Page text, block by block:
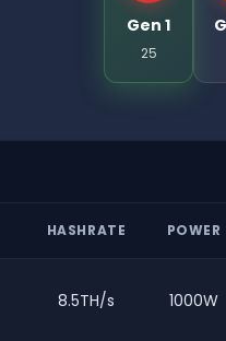
Gen 1
25
HASHRATE POWER
8.5TH/s 1000W